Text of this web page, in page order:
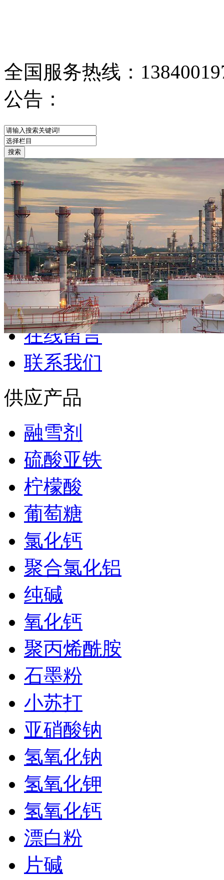
全国服务热线：
公告：
网站首页
关于我们
供应产品
融雪剂硫酸亚铁柠檬酸葡萄糖氯化钙聚合氯化 ...纯碱氧
碱
磷酸三钠 草酸
库房产品
炯道库房
在线留言
联系我们
供应产品
融雪剂
硫酸亚铁
柠檬酸
葡萄糖
氯化钙
聚合氯化铝
纯碱
氧化钙
聚丙烯酰胺
石墨粉
小苏打
亚硝酸钠
氢氧化钠
氢氧化钾
氢氧化钙
漂白粉
片碱